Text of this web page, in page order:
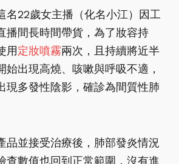
名22歲女主播（化名小江）因工
播間長時間帶貨，為了妝容持
用定妝噴霧兩次，且持續將近半
始出現高燒、咳嗽與呼吸不適，
現多發性陰影，確診為間質性肺
品並接受治療後，肺部發炎情況
查數值也回到正常範圍，沒有進